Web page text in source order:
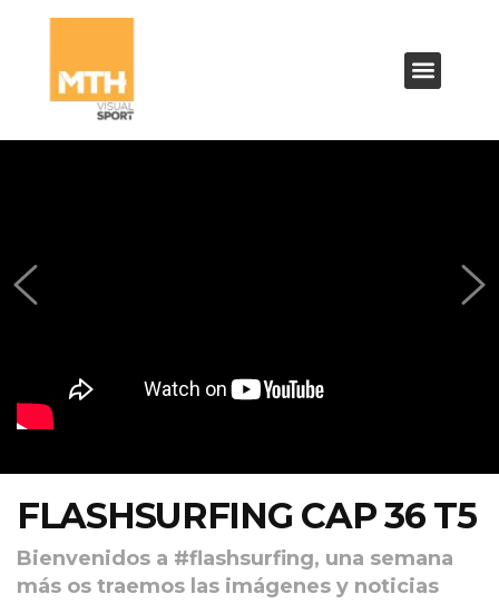
FLASHSURFING CAP 36 T5
Bienvenidos a #flashsurfing, una semana
más os traemos las imágenes y noticias